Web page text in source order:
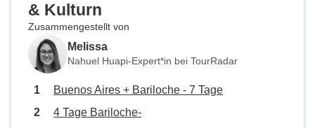
& Kulturn
Zusammengestellt von
Melissa
Nahuel Huapi-Expert*in bei TourRadar
Buenos Aires + Bariloche - 7 Tage
4 Tage Bariloche-